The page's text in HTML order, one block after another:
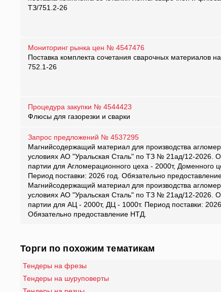
ТЗ/751.2-26
Мониторинг рынка цен № 4547476
Поставка комплекта сочетания сварочных материалов
752.1-26
Процедура закупки № 4544423
Флюсы для газорезки и сварки
Запрос предложений № 4537295
Магнийсодержащий материал для производства
условиях АО "Уральская Сталь" по ТЗ № 21ад/12-2026.
партии для Агломерационного цеха - 2000т, Доменного
Период поставки: 2026 год. Обязательно
Магнийсодержащий материал для производства
условиях АО "Уральская Сталь" по ТЗ № 21ад/12-2026.
партии для АЦ - 2000т, ДЦ - 1000т. Период поставки: 2026
Обязательно предоставление НТД.
Торги по похожим тематикам
Тендеры на фрезы
Тендеры на шуруповерты